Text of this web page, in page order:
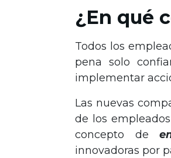
¿En qué
Todos los
pena solo
implementar
Las nuevas
de los
concepto de
innovadoras por